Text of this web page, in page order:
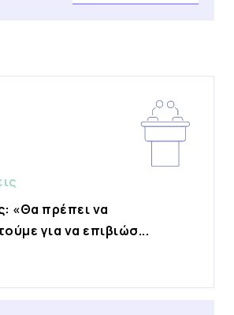
«Θα πρέπει να
για να επιβιώσ...